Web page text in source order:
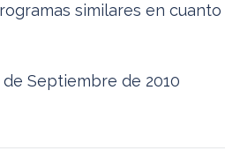
similares en cuanto
Septiembre de 2010